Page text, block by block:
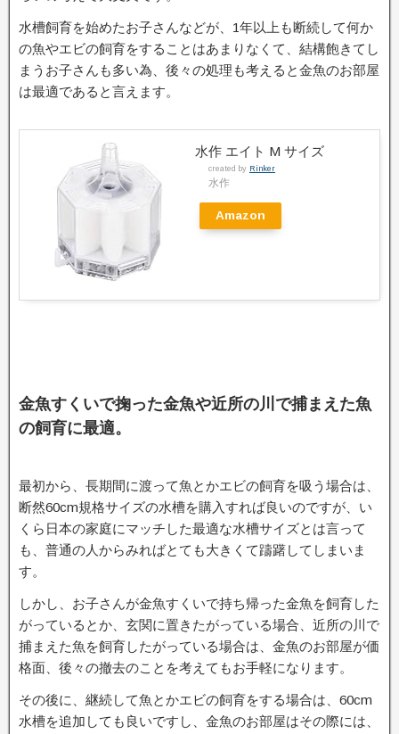
水槽飼育を始めたお子さんなどが、1年以上も断続して何か
の魚やエビの飼育をすることはあまりなくて、結構飽きてし
まうお子さんも多い為、後々の処理も考えると金魚のお部屋
は最適であると言えます。
水作 エイト M サイズ
created by Rinker
水作
Amazon
金魚すくいで掬った金魚や近所の川で捕まえた魚
の飼育に最適。
最初から、長期間に渡って魚とかエビの飼育を吸う場合は、
断然60cm規格サイズの水槽を購入すれば良いのですが、い
くら日本の家庭にマッチした最適な水槽サイズとは言って
も、普通の人からみればとても大きくて躊躇してしまいま
す。
しかし、お子さんが金魚すくいで持ち帰った金魚を飼育した
がっているとか、玄関に置きたがっている場合、近所の川で
捕まえた魚を飼育したがっている場合は、金魚のお部屋が価
格面、後々の撤去のことを考えてもお手軽になります。
その後に、継続して魚とかエビの飼育をする場合は、60cm
水槽を追加しても良いですし、金魚のお部屋はその際には、